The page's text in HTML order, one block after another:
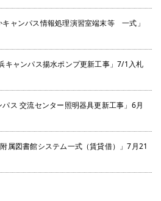
ャンパス情報処理演習室端末等 一式」
キャンパス揚水ポンプ更新工事」7/1入札
ス 交流センター照明器具更新工事」6月
属図書館システム一式（賃貸借）」7月21